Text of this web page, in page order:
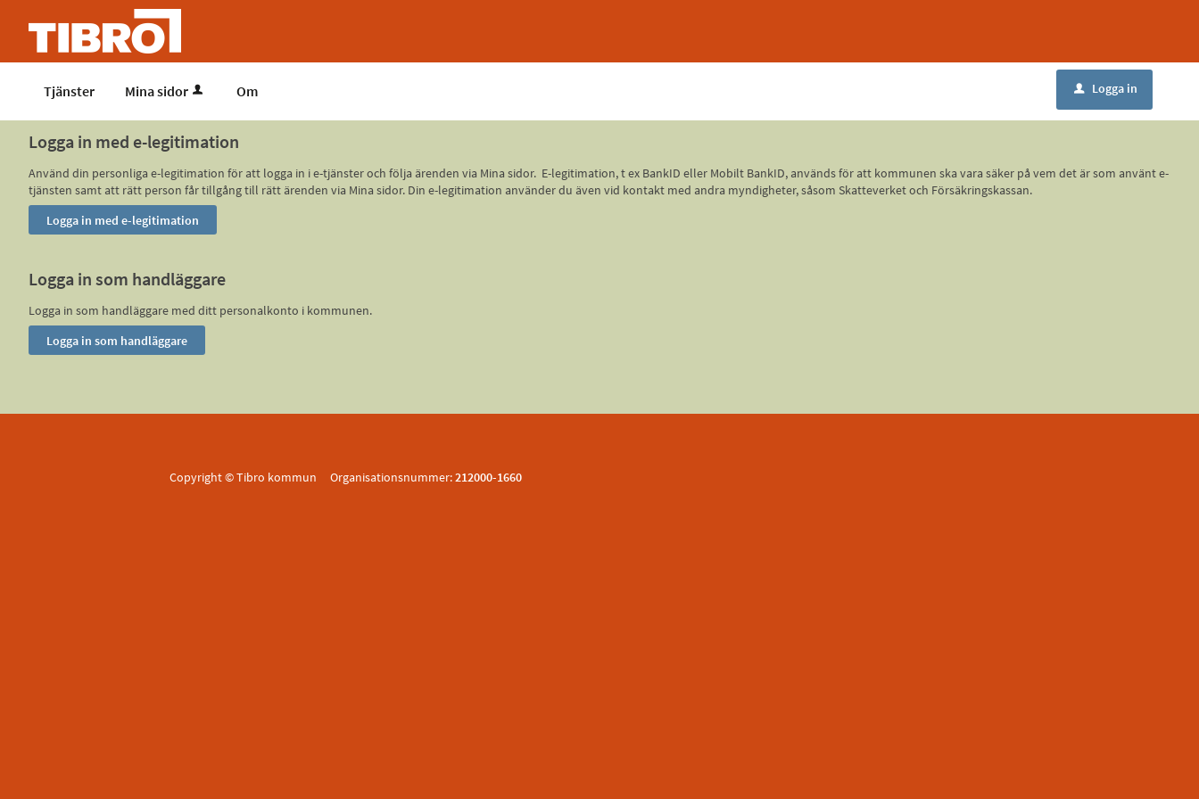
Tjänster Mina sidor Om u Logga in
Logga in med e-legitimation
Använd din personliga e-legitimation för att logga in i e-tjänster och följa ärenden via Mina sidor. E-legitimation, t ex BankID eller Mobilt BankID, används för att kommunen ska vara säker på vem det är som använt e-
tjänsten samt att rätt person får tillgång till rätt ärenden via Mina sidor. Din e-legitimation använder du även vid kontakt med andra myndigheter, såsom Skatteverket och Försäkringskassan.
Logga in som handläggare
Logga in som handläggare med ditt personalkonto i kommunen.
Copyright © Tibro kommun Organisationsnummer:212000-1660